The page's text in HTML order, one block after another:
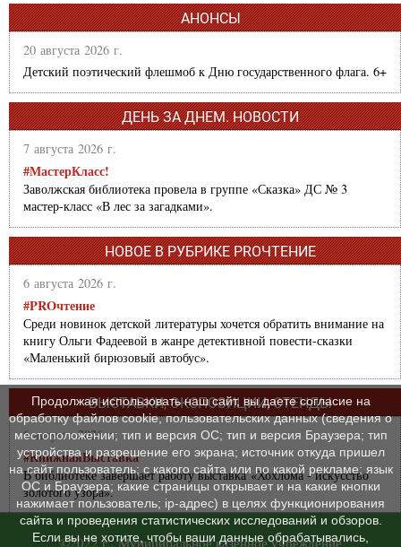
АНОНСЫ
20 августа 2026 г.
Детский поэтический флешмоб к Дню государственного флага. 6+
ДЕНЬ ЗА ДНЕМ. НОВОСТИ
7 августа 2026 г.
#МастерКласс!
Заволжская библиотека провела в группе «Сказка» ДС № 3
мастер-класс «В лес за загадками».
НОВОЕ В РУБРИКЕ PROЧТЕНИЕ
6 августа 2026 г.
#PROчтение
Среди новинок детской литературы хочется обратить внимание на
книгу Ольги Фадеевой в жанре детективной повести-сказки
«Маленький бирюзовый автобус».
ВЫСТАВКИ, ЭКСПОЗИЦИИ, СТЕНДЫ
6 августа 2026 г.
#КнижнаяВыставка
В библиотеке завершает работу выставка «Хохлома - искусство
золотого узора».
©2022 г., Муниципальное казенное учреждение
Продолжая использовать наш сайт, вы даете согласие на
обработку файлов cookie, пользовательских данных (сведения о
местоположении; тип и версия ОС; тип и версия Браузера; тип
устройства и разрешение его экрана; источник откуда пришел
на сайт пользователь; с какого сайта или по какой рекламе; язык
ОС и Браузера; какие страницы открывает и на какие кнопки
нажимает пользователь; ip-адрес) в целях функционирования
сайта и проведения статистических исследований и обзоров.
Если вы не хотите, чтобы ваши данные обрабатывались,